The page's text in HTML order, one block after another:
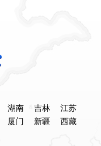
湖南 吉林
江苏
厦门 新疆
西藏